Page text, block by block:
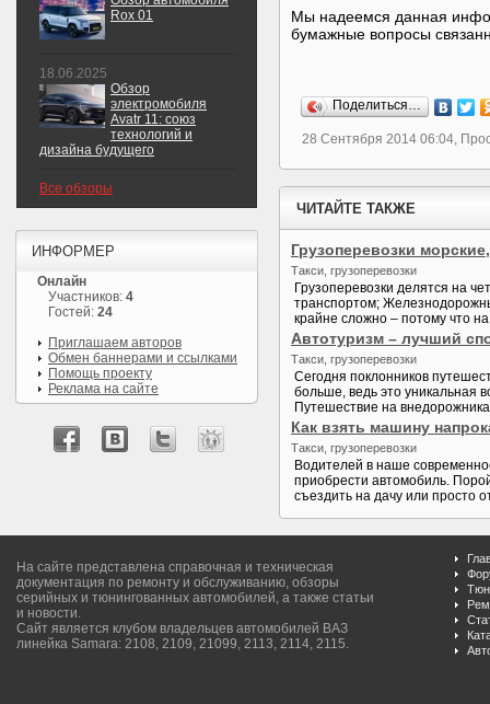
Мы надеемся данная
бумажные вопросы
Поделиться…
28 Сентября 2014 06:04,
ЧИТАЙТЕ ТАКЖЕ
Грузоперевозки
Такси, грузоперевозки
Грузоперевозки делятся на
транспортом;
крайне сложно – потому что
Автотуризм – лучший
Такси, грузоперевозки
Сегодня поклонников
больше, ведь это уникальная
Путешествие на
Как взять машину
Такси, грузоперевозки
Водителей в наше
приобрести автомобиль.
съездить на дачу или просто
Rox 01
18.06.2025
Обзор
электромобиля
Avatr 11: союз
технологий и
дизайна будущего
Все обзоры
ИНФОРМЕР
Онлайн
Участников: 4
Гостей: 24
Приглашаем авторов
Обмен баннерами и ссылками
Помощь проекту
Реклама на сайте
На сайте представлена справочная и техническая
документация по ремонту и обслуживанию, обзоры
серийных и тюнингованных автомобилей, а также статьи
и новости.
Сайт является клубом владельцев автомобилей ВАЗ
линейка Samara: 2108, 2109, 21099, 2113, 2114, 2115.